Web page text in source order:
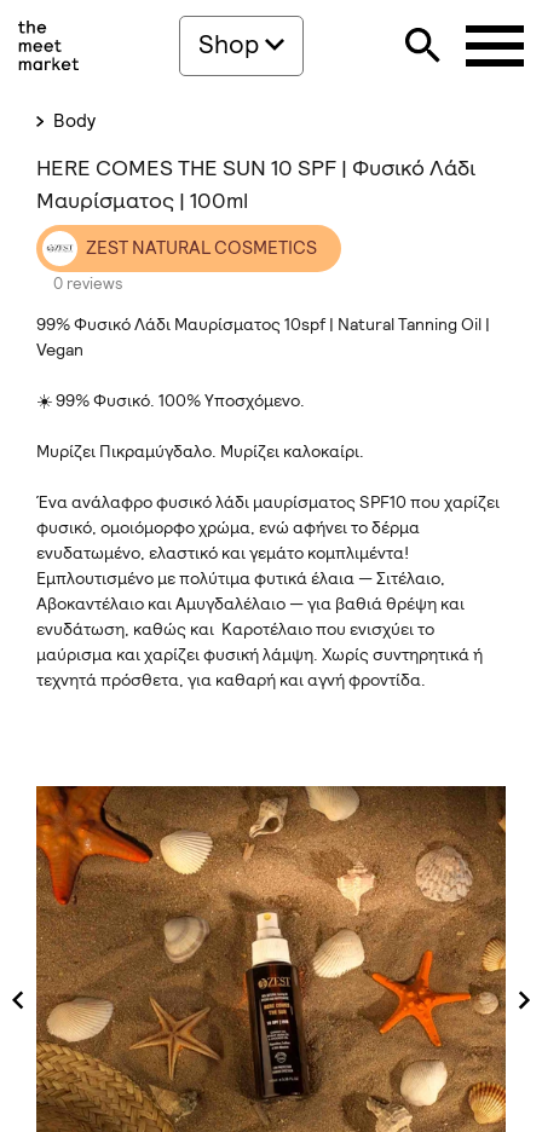
Shop
Body
HERE COMES THE SUN 10 SPF | Φυσικό Λάδι
Μαυρίσματος | 100ml
ZEST NATURAL COSMETICS
0 reviews
99% Φυσικό Λάδι Μαυρίσματος 10spf | Natural Tanning Oil |
Vegan
☀️ 99% Φυσικό. 100% Υποσχόμενο.
Μυρίζει Πικραμύγδαλο. Μυρίζει καλοκαίρι.
Ένα ανάλαφρο φυσικό λάδι μαυρίσματος SPF10 που χαρίζει
φυσικό, ομοιόμορφο χρώμα, ενώ αφήνει το δέρμα
ενυδατωμένο, ελαστικό και γεμάτο κομπλιμέντα!
Εμπλουτισμένο με πολύτιμα φυτικά έλαια — Σιτέλαιο,
Αβοκαντέλαιο και Αμυγδαλέλαιο — για βαθιά θρέψη και
ενυδάτωση, καθώς και Καροτέλαιο που ενισχύει το
μαύρισμα και χαρίζει φυσική λάμψη. Χωρίς συντηρητικά ή
τεχνητά πρόσθετα, για καθαρή και αγνή φροντίδα.